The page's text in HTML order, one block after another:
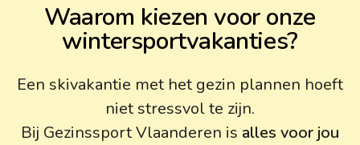
Waarom kiezen voor onze
wintersportvakanties?
Een skivakantie met het gezin plannen hoeft
niet stressvol te zijn.
Bij Gezinssport Vlaanderen is alles voor jou